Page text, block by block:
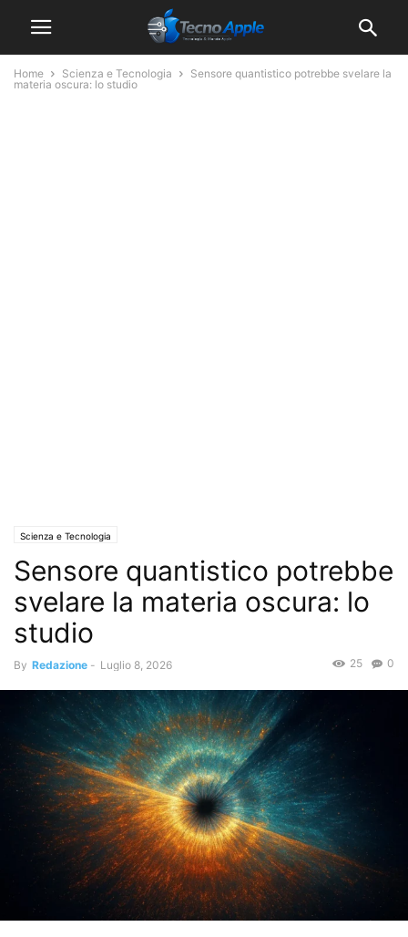
Home Scienza e Tecnologia
Sensore quantistico potrebbe svelare la
materia oscura: lo studio
Scienza e Tecnologia
Sensore quantistico potrebbe
svelare la materia oscura: lo
studio
By Redazione - Luglio 8, 2026 0
25